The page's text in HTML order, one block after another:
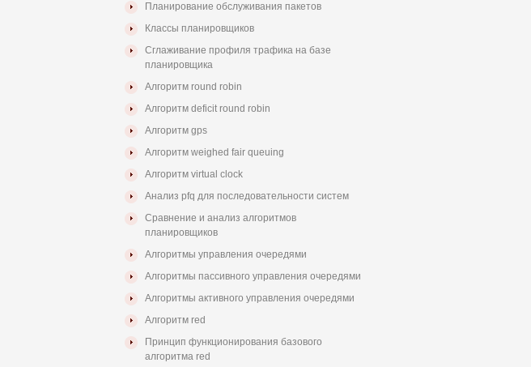
Планирование обслуживания пакетов
Классы планировщиков
Сглаживание профиля трафика на базе
планировщика
Алгоритм round robin
Алгоритм deficit round robin
Алгоритм gps
Алгоритм weighed fair queuing
Алгоритм virtual clock
Анализ pfq для последовательности систем
Сравнение и анализ алгоритмов
планировщиков
Алгоритмы управления очередями
Алгоритмы пассивного управления очередями
Алгоритмы активного управления очередями
Алгоритм red
Принцип функционирования базового
алгоритма red